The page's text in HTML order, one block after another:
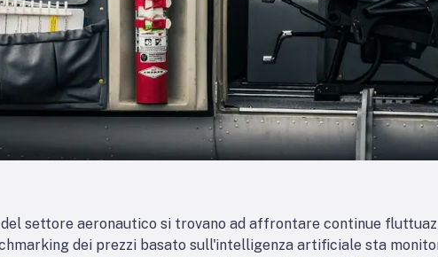
settore aeronautico si trovano ad affrontare continue
dei prezzi basato sull'intelligenza artificiale sta